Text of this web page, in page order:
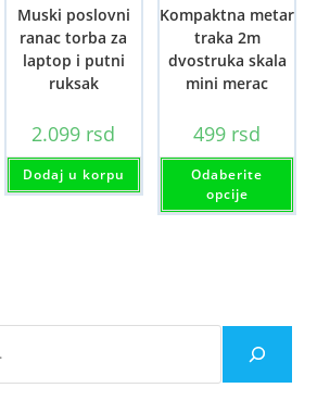
Muski poslovni
ranac torba za
laptop i putni
ruksak
2.099 rsd
Dodaj u korpu
Kompaktna metar
traka 2m
dvostruka skala
mini merac
499 rsd
Odaberite
opcije